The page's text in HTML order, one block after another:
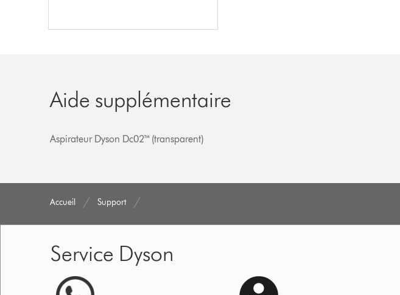
Aide supplémentaire
Aspirateur Dyson Dc02™ (transparent)
Accueil Support
Service Dyson